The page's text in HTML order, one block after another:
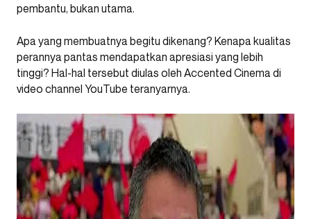
pembantu, bukan utama.
Apa yang membuatnya begitu dikenang? Kenapa kualitas
perannya pantas mendapatkan apresiasi yang lebih
tinggi? Hal-hal tersebut diulas oleh Accented Cinema di
video channel YouTube teranyarnya.